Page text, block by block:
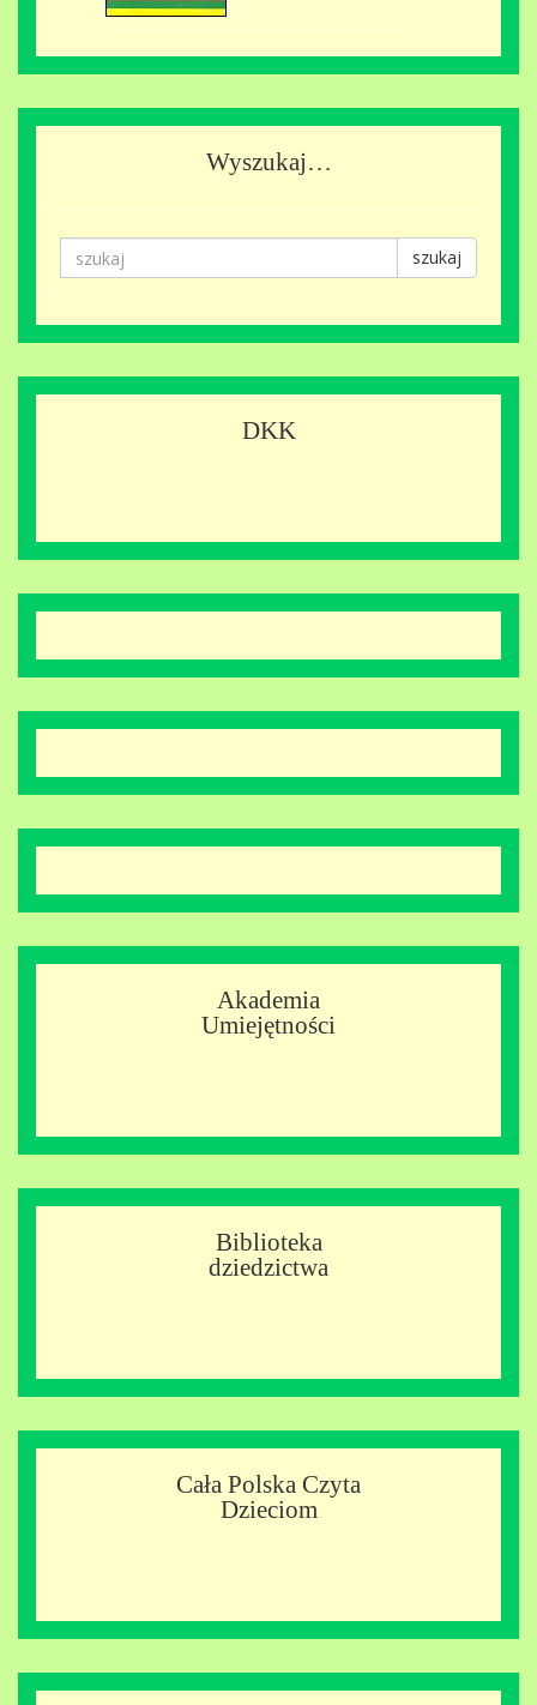
Wyszukaj…
szukaj
DKK
Akademia
Umiejętności
Biblioteka
dziedzictwa
Cała Polska Czyta
Dzieciom